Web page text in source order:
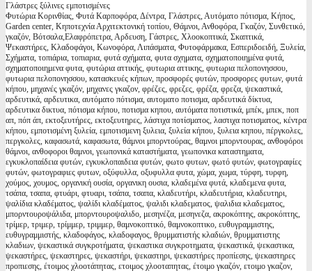
Γλάστρες ξύλινες εμποτισμένες
Φυτώρια Κορινθίας, Φυτά Καρποφόρα, Δέντρα, Γλάστρες, Αυτόματο πότισμα, Κήπος,
Garden center, Κηποτεχνία Αρχιτεκτονική τοπίου, Θάμνοι, Ανθοφόρα, Γκαζόν, Συνθετικό,
γκαζόν, Βότσαλα,Ελαφρόπετρα, Αρδευση, Γάστρες, Χλοοκοπτικά, Σκαπτικά,
Ψεκαστήρες, Κλαδοφάγοι, Κωνοφόρα, Λιπάσματα, Φυτοφάρμακα, Εσπεριδοειδή, Ξυλεία,
Σχήματα, τοπιάρια, τοπιαρια, φυτά σχήματα, φυτα σχηματα, σχηματοποιημένα φυτά,
σχηματοποιημενα φυτα, φυτώρια αττικής, φυτωρια αττικης, φυτωρια πελοπονησσου,
φυτωρια πελοπονησσου, κατασκευές κήπων, προσφορές φυτών, προσφορες φυτων, φυτά
κήπου, μηχανές γκαζόν, μηχανες γκαζον, φρέζες, φρεζες, φρέζα, φρεζα, ψεκαστικά,
αρδευτικά, αρδευτικα, αυτόματο πότισμα, αυτοματο ποτισμα, αρδευτικά δίκτυα,
αρδευτικα δικτυα, πότισμα κήπου, ποτισμα κηπου, αυτόματα ποτιστικά, μπέκ, μπεκ, ποπ
απ, πόπ άπ, εκτοξευτήρες, εκτοξευτηρες, λάστιχα ποτίσματος, λαστιχα ποτισματος, κέντρα
κήπου, εμποτισμένη ξυλεία, εμποτισμενη ξυλεια, ξυλεία κήπου, ξυλεια κηπου, πέργκολες,
περγκολες, καφασωτά, καφασωτα, θάμνοι μπορντούρας, θαμνοι μπορντουρας, ανθοφόροι
θάμνοι, ανθοφοροι θαμνοι, γεωπονικά καταστήματα, γεωπονικα καταστηματα,
εγκυκλοπαίδεια φυτών, εγκυκλοπαιδεια φυτών, φωτο φυτων, φωτό φυτών, φωτογραφίες
φυτών, φωτογραφιες φυτων, οξύφυλλα, οξυφυλλα φυτα, χώμα, χωμα, τύρφη, τυρφη,
χούμος, χουμος, οργανική ουσία, οργανικη ουσια, κλαδεμένα φυτά, κλαδεμενα φυτα,
τσάπα, τσαπα, φτυάρι, φτυαρι, τσάπα, τσαπα, κλαδευτήρι, κλαδευτήρια, κλαδευτηρι,
ψαλίδια κλαδέματος, ψαλίδι κλαδέματος, ψαλιδι κλαδεματος, ψαλιδια κλαδεματος,
μπορντουροψάλιδα, μπορντουροψαλιδο, μεσηνέζα, μεσηνεζα, ακροκόπτης, ακροκόπτης,
τρίμερ, τριμερ, τρίμμερ, τριμμερ, θαμνοκοπτικό, θαμνοκοπτικο, ευθυγραμμιστης,
ευθυγραμμιστής, κλαδοφάγος, κλαδοφαγος, θρυμματιστής κλαδιών, θρυμματιστης
κλαδιων, ψεκαστικά συγκροτήματα, ψεκαστικα συγκροτηματα, ψεκαστικά, ψεκαστικα,
ψεκαστήρες, ψεκαστηρες, ψεκαστήρι, ψεκαστηρι, ψεκαστήρες προπίεσης, ψεκαστηρες
προπιεσης, έτοιμος χλοοτάπητας, ετοιμος χλοοταπητας, έτοιμο γκαζόν, ετοιμο γκαζον,